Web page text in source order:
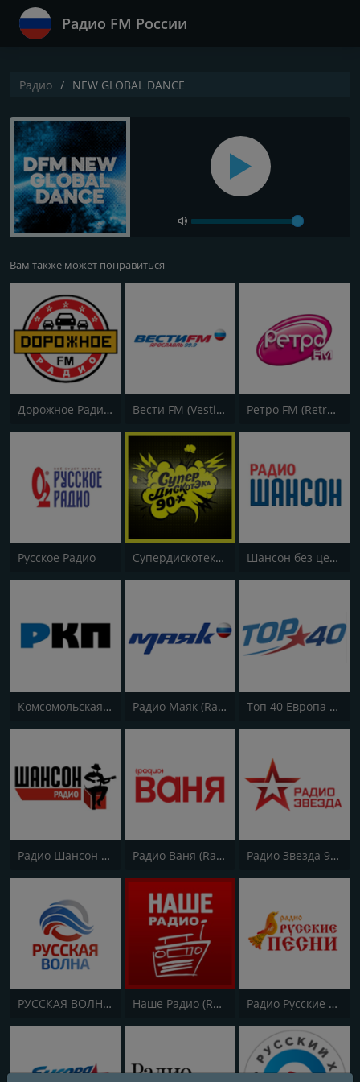
Радио FM России
Радио NEW GLOBAL DANCE
Вам также может понравиться
Дорожное Радио (Dorojnoe Radio) Вести FM (Vesti FM) Ретро FM (Retro FM)
Русское Радио Супердискотека 90х Радио Рекорд (Radio Record 90s Superdisco) Шансон без цензуры (Shanson bez cenzury)
Комсомольская правда (Komsomolskaya pravda) Радио Маяк (Radio Mayak) Топ 40 Европа Плюс (Top 40 Europa Plus)
Радио Шансон (Chanson) Радио Ваня (Radio Vanya) Радио Звезда 95.6 FM (Radio Zvezda)
РУССКАЯ ВОЛНА - RUSSIAN WAVE Наше Радио (Radio Nashe) Радио Русские Песни | Russian Songs Radio | RuSongs